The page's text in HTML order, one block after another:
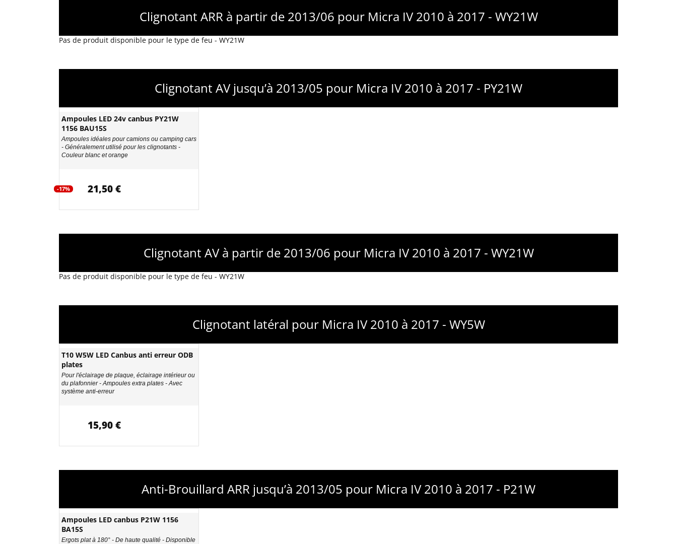
Clignotant ARR à partir de 2013/06 pour Micra IV 2010 à 2017 - WY21W
Pas de produit disponible pour le type de feu - WY21W
Clignotant AV jusqu’à 2013/05 pour Micra IV 2010 à 2017 - PY21W
Ampoules LED 24v canbus PY21W
1156 BAU15S
Ampoules idéales pour camions ou camping cars
- Généralement utilisé pour les clignotants -
Couleur blanc et orange
-17% 21,50 €
Clignotant AV à partir de 2013/06 pour Micra IV 2010 à 2017 - WY21W
Pas de produit disponible pour le type de feu - WY21W
Clignotant latéral pour Micra IV 2010 à 2017 - WY5W
T10 W5W LED Canbus anti erreur ODB
plates
Pour l'éclairage de plaque, éclairage intérieur ou
du plafonnier - Ampoules extra plates - Avec
système anti-erreur
15,90 €
Anti-Brouillard ARR jusqu’à 2013/05 pour Micra IV 2010 à 2017 - P21W
Ampoules LED canbus P21W 1156
BA15S
Ergots plat à 180° - De haute qualité - Disponible